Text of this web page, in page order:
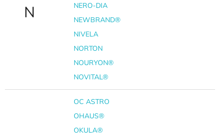
N
NERO-DIA
NEWBRAND®
NIVELA
NORTON
NOURYON®
NOVITAL®
OC ASTRO
OHAUS®
OKULA®